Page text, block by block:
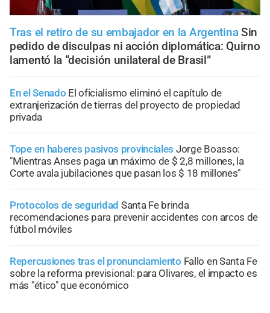
Tras el retiro de su embajador en la Argentina Sin
pedido de disculpas ni acción diplomática: Quirno
lamentó la “decisión unilateral de Brasil”
En el Senado El oficialismo eliminó el capítulo de
extranjerización de tierras del proyecto de propiedad
privada
Tope en haberes pasivos provinciales Jorge Boasso:
"Mientras Anses paga un máximo de $ 2,8 millones, la
Corte avala jubilaciones que pasan los $ 18 millones"
Protocolos de seguridad Santa Fe brinda
recomendaciones para prevenir accidentes con arcos de
fútbol móviles
Repercusiones tras el pronunciamiento Fallo en Santa Fe
sobre la reforma previsional: para Olivares, el impacto es
más "ético" que económico